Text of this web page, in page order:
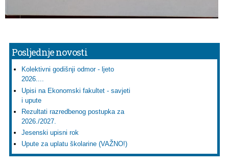
Posljednje novosti
Kolektivni godišnji odmor - ljeto
2026....
Upisi na Ekonomski fakultet - savjeti
i upute
Rezultati razredbenog postupka za
2026./2027.
Jesenski upisni rok
Upute za uplatu školarine (VAŽNO!)